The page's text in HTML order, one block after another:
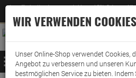
Jetzt für den Newsletter entscheiden und 5% Rabatt auf
–Zum Newsletter
MENÜ
WIR VERWENDEN COOKIES
Unser Online-Shop verwendet Cookies,
Angebot zu verbessern und unseren
bestmöglichen Service zu bieten. Indem